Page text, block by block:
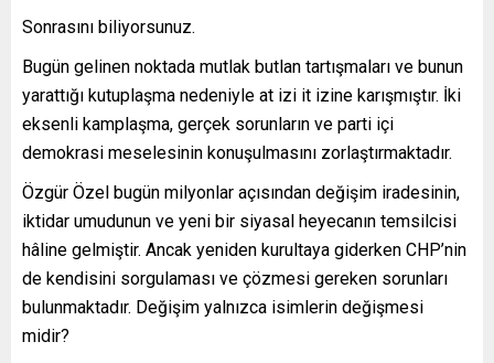
Sonrasını biliyorsunuz.
Bugün gelinen noktada mutlak butlan tartışmaları ve bunun
yarattığı kutuplaşma nedeniyle at izi it izine karışmıştır. İki
eksenli kamplaşma, gerçek sorunların ve parti içi
demokrasi meselesinin konuşulmasını zorlaştırmaktadır.
Özgür Özel bugün milyonlar açısından değişim iradesinin,
iktidar umudunun ve yeni bir siyasal heyecanın temsilcisi
hâline gelmiştir. Ancak yeniden kurultaya giderken CHP’nin
de kendisini sorgulaması ve çözmesi gereken sorunları
bulunmaktadır. Değişim yalnızca isimlerin değişmesi
midir?